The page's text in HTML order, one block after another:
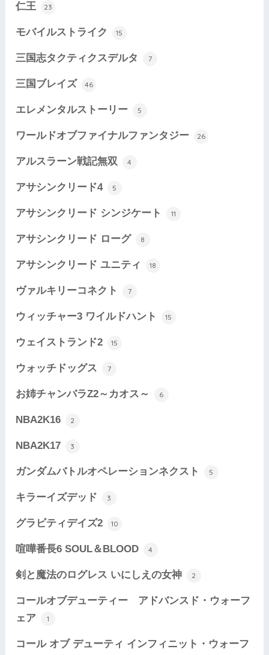
仁王 23
モバイルストライク 15
三国志タクティクスデルタ 7
三国ブレイズ 46
エレメンタルストーリー 5
ワールドオブファイナルファンタジー 26
アルスラーン戦記無双 4
アサシンクリード4 5
アサシンクリード シンジケート 11
アサシンクリード ローグ 8
アサシンクリード ユニティ 18
ヴァルキリーコネクト 7
ウィッチャー3 ワイルドハント 15
ウェイストランド2 15
ウォッチドッグス 7
お姉チャンバラZ2～カオス～ 6
NBA2K16 2
NBA2K17 3
ガンダムバトルオペレーションネクスト 5
キラーイズデッド 3
グラビティデイズ2 10
喧嘩番長6 SOUL＆BLOOD 4
剣と魔法のログレス いにしえの女神 2
コールオブデューティー アドバンスド・ウォーフ
ェア
1
コール オブ デューティ インフィニット・ウォーフ